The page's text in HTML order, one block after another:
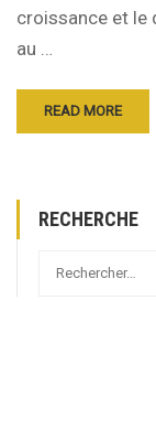
croissance et le
au …
READ MORE
RECHERCHE